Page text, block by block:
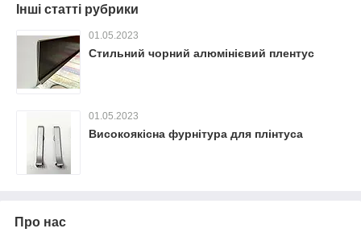
Інші статті рубрики
01.05.2023
Стильний чорний алюмінієвий плентус
01.05.2023
Високоякісна фурнітура для плінтуса
Про нас